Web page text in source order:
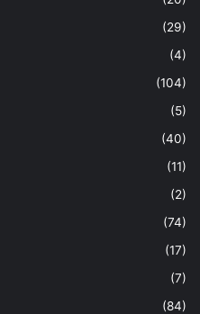
(29)
(4)
(104)
(5)
(40)
(11)
(2)
(74)
(17)
(7)
(84)